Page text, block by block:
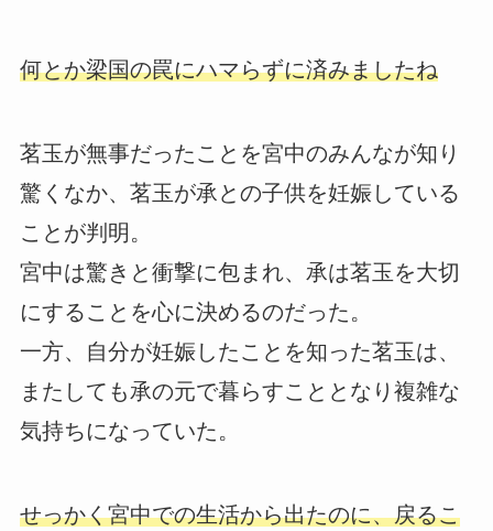
何とか梁国の罠にハマらずに済みましたね
茗玉が無事だったことを宮中のみんなが知り
驚くなか、茗玉が承との子供を妊娠している
ことが判明。
宮中は驚きと衝撃に包まれ、承は茗玉を大切
にすることを心に決めるのだった。
一方、自分が妊娠したことを知った茗玉は、
またしても承の元で暮らすこととなり複雑な
気持ちになっていた。
せっかく宮中での生活から出たのに、戻るこ